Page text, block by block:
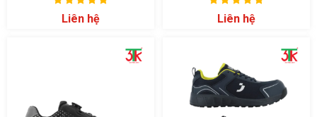
Liên hệ Liên hệ